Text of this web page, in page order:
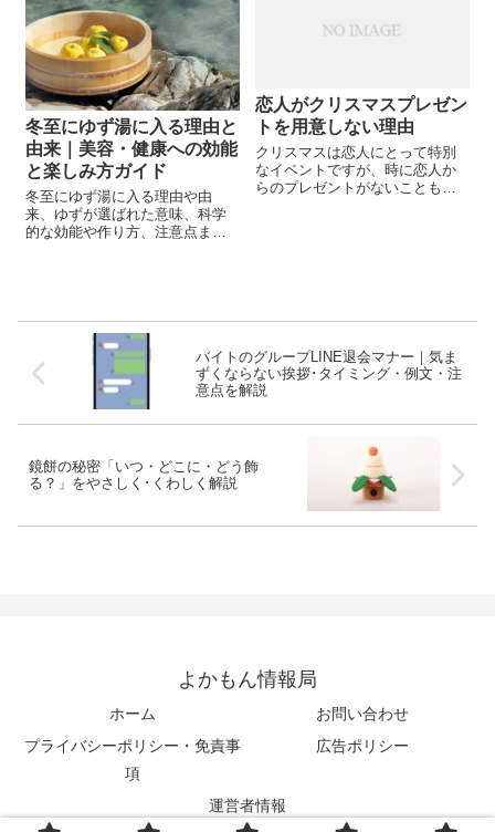
冬至にゆず湯に入る理由と
由来｜美容・健康への効能
と楽しみ方ガイド
冬至にゆず湯に入る理由や由
来、ゆずが選ばれた意味、科学
的な効能や作り方、注意点まで
恋人がクリスマスプレゼン
トを用意しない理由
クリスマスは恋人にとって特別
なイベントですが、時に恋人か
らのプレゼントがないこともあ
バイトのグループLINE退会マナー｜気ま
ずくならない挨拶･タイミング・例文・注
意点を解説
鏡餅の秘密「いつ・どこに・どう飾
る？」をやさしく･くわしく解説
よかもん情報局
ホーム
お問い合わせ
プライバシーポリシー・免責事
項
広告ポリシー
運営者情報